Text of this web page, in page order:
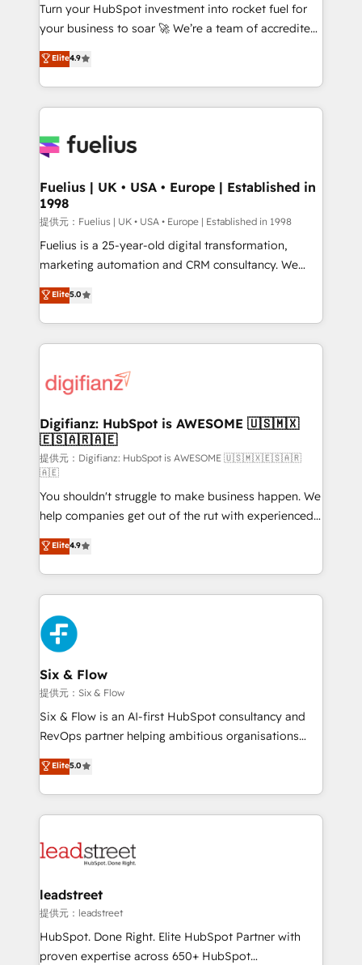
certified - the AI management standard • GuardHub:
our AI governance framework, built on ISO 42001
Ready for the next step? Click the 👈 '𝗖𝗼𝗻𝘁𝗮𝗰𝘁
𝗯𝘂𝘀𝗶𝗻𝗲𝘀𝘀' button to get in touch (𝘸𝘦'𝘳𝘦 𝘴𝘶𝘱𝘦𝘳
𝘳𝘦𝘴𝘱𝘰𝘯𝘴𝘪𝘷𝘦)
Turn your HubSpot investment into rocket fuel for
your business to soar 🚀 We’re a team of accredited
HubSpot experts ready to help you. We can
implement the platform into complex business
environments, optimise what you've got and make
sure you can actually use it, build your website in
for you and execute it on HubSpot. We are on the
framework, meaning we've been accredited by
HubSpot and vetted by the CCS, which means we
can support public sector companies as well the
other ones listed in our profile. Our services: -
HubSpot implementation - HubSpot CMS website
is there for you to: - Grow revenue, and run your
business more efficiently - Build stronger
more people - Get the most out of your HubSpot
investment
Elite4.9
Fuelius | UK • USA • Europe | Established in
1998
提供元：Fuelius | UK • USA • Europe | Established in 1998
Fuelius is a 25-year-old digital transformation,
marketing automation and CRM consultancy. We
enable mid-market and enterprise clients to
maximise their return from digital and fuel their
growth. We modernise platforms, streamline
operations that are causing inefficiencies, improve
supercharge revenue operations Key services: • CRM
Transformation / Web Development • RevOps &
Sales Consulting • Marketing Automation What
makes us different? 🚀 Top 0.5% of global HubSpot
agencies ⚙️ The strongest technical ability and
integration capabilities 💼 Consultative, long-term
partners who will embed ourselves into your
business, processes and systems 🏢 We specialise in
working with mid-market and enterprise
organisations, global organisations and those with
complex use cases 🏆 CRM Implementation,
Platform Enablement, Custom Integration and
Onboarding Accredited 🔐 ISO27001 & ISO9001
Certified
Elite5.0
Digifianz: HubSpot is AWESOME 🇺🇸🇲🇽
🇪🇸🇦🇷🇦🇪
提供元：Digifianz: HubSpot is AWESOME 🇺🇸🇲🇽🇪🇸🇦🇷
🇦🇪
You shouldn't struggle to make business happen. We
help companies get out of the rut with experienced,
process-oriented teams implementing HubSpot
Marketing, Sales, Service, CMS and Operations Hub,
so selling and actually engaging with your customers
feels easy and pain-free. We are a top ranked
HubSpot Elite Partner, winner of Rookie of the Year
and Customer First Awards, 4.9/5 rating in HubSpot
Reviews and 4.9/5 rating in Clutch Reviews. Digifianz
helps the following industries: logistics & 3PL, home
improvement & construction, branding and
commercialization, real estate, health, education,
SaaS, Software Dev & IT and consulting, make the
the United States, EU, UAE, Mexico and Latin
America. From casual user to super fan: make
Elite4.9
Six & Flow
提供元：Six & Flow
Six & Flow is an AI-first HubSpot consultancy and
RevOps partner helping ambitious organisations
grow with clarity, confidence, and intelligence.
Operating across the UK, Netherlands, Ireland, and
Canada, we’ve delivered thousands of successful
HubSpot projects for mid-market and enterprise
combine HubSpot, data, and AI to design connected
and technology for predictable, scalable revenue
growth. Our expertise spans RevOps, CRM and data
architecture, AI enablement, and strategic marketing,
delivered through our proprietary FLAIR framework
Elite5.0
leadstreet
提供元：leadstreet
HubSpot. Done Right. Elite HubSpot Partner with
proven expertise across 650+ HubSpot